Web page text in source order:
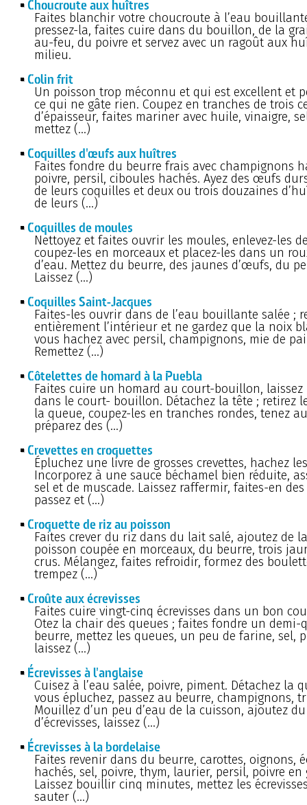
Choucroute aux huîtres
Faites blanchir votre choucroute à l’eau
pressez-la, faites cuire dans du bouillon, de la
au-feu, du poivre et servez avec un ragoût aux
milieu.
Colin frit
Un poisson trop méconnu et qui est excellent et
ce qui ne gâte rien. Coupez en tranches de trois
d’épaisseur, faites mariner avec huile, vinaigre,
mettez (…)
Coquilles d'œufs aux huîtres
Faites fondre du beurre frais avec champignons
poivre, persil, ciboules hachés. Ayez des œufs
de leurs coquilles et deux ou trois douzaines
de leurs (…)
Coquilles de moules
Nettoyez et faites ouvrir les moules, enlevez-les
coupez-les en morceaux et placez-les dans un
d’eau. Mettez du beurre, des jaunes d’œufs, du
Laissez (…)
Coquilles Saint-Jacques
Faites-les ouvrir dans de l’eau bouillante salée ;
entièrement l’intérieur et ne gardez que la noix
vous hachez avec persil, champignons, mie de
Remettez (…)
Côtelettes de homard à la Puebla
Faites cuire un homard au court-bouillon,
dans le court- bouillon. Détachez la tête ; retirez
la queue, coupez-les en tranches rondes, tenez
préparez des (…)
Crevettes en croquettes
Épluchez une livre de grosses crevettes, hachez
Incorporez à une sauce béchamel bien réduite,
sel et de muscade. Laissez raffermir, faites-en
passez et (…)
Croquette de riz au poisson
Faites crever du riz dans du lait salé, ajoutez de
poisson coupée en morceaux, du beurre, trois
crus. Mélangez, faites refroidir, formez des
trempez (…)
Croûte aux écrevisses
Faites cuire vingt-cinq écrevisses dans un bon
Otez la chair des queues ; faites fondre un demi-
beurre, mettez les queues, un peu de farine, sel,
laissez (…)
Écrevisses à l'anglaise
Cuisez à l’eau salée, poivre, piment. Détachez la
vous épluchez, passez au beurre, champignons,
Mouillez d’un peu d’eau de la cuisson, ajoutez
d’écrevisses, laissez (…)
Écrevisses à la bordelaise
Faites revenir dans du beurre, carottes, oignons,
hachés, sel, poivre, thym, laurier, persil, poivre en
Laissez bouillir cinq minutes, mettez les
sauter (…)